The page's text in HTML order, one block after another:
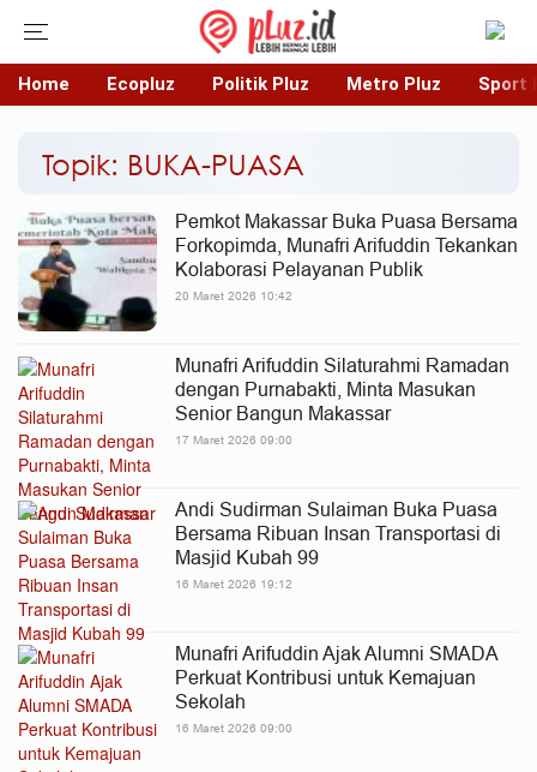
Home Ecopluz Politik Pluz Metro Pluz Sport
Topik: BUKA-PUASA
Pemkot Makassar Buka Puasa Bersama
Forkopimda, Munafri Arifuddin Tekankan
Kolaborasi Pelayanan Publik
20 Maret 2026 10:42
Munafri Arifuddin Silaturahmi Ramadan
dengan Purnabakti, Minta Masukan
Senior Bangun Makassar
17 Maret 2026 09:00
Andi Sudirman Sulaiman Buka Puasa
Bersama Ribuan Insan Transportasi di
Masjid Kubah 99
16 Maret 2026 19:12
Munafri Arifuddin Ajak Alumni SMADA
Perkuat Kontribusi untuk Kemajuan
Sekolah
16 Maret 2026 09:00